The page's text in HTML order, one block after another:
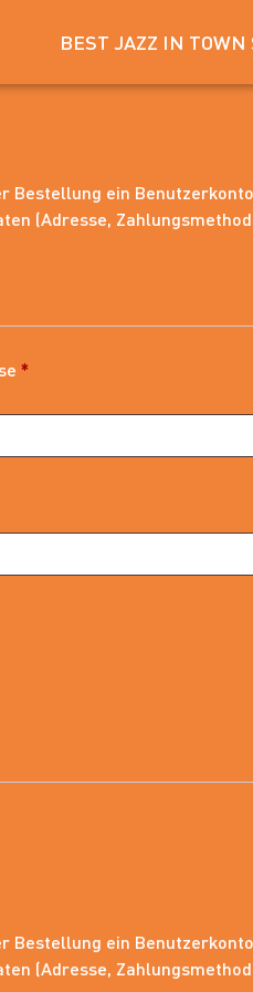
BEST JAZZ IN TOWN
Bestellung ein
(Adresse,
*
Bestellung ein
(Adresse,